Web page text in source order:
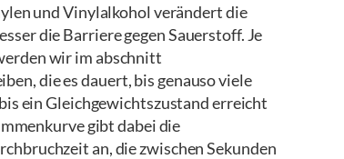
und Vinylalkohol verändert die
die Barriere gegen Sauerstoff. Je
wir im abschnitt
die es dauert, bis genauso viele
ein Gleichgewichtszustand erreicht
gibt dabei die
an, die zwischen Sekunden